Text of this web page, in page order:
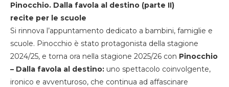
Pinocchio. Dalla favola al destino (parte II)
recite per le scuole
Si rinnova l’appuntamento dedicato a bambini, famiglie e
scuole. Pinocchio è stato protagonista della stagione
2024/25, e torna ora nella stagione 2025/26 con Pinocchio
– Dalla favola al destino: uno spettacolo coinvolgente,
ironico e avventuroso, che continua ad affascinare